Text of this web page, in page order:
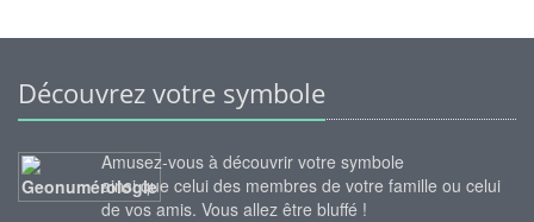
Découvrez votre symbole
Amusez-vous à découvrir votre symbole
ainsi que celui des membres de votre famille ou celui
de vos amis. Vous allez être bluffé !